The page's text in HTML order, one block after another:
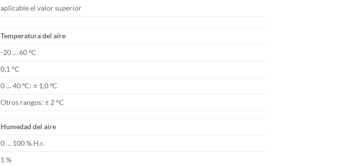
aplicable el valor superior
Temperatura del aire
-20 … 60 ºC
0,1 °C
0 … 40 ºC: ± 1,0 ºC
Otros rangos: ± 2 °C
Humedad del aire
0 … 100 % H.r.
1 %